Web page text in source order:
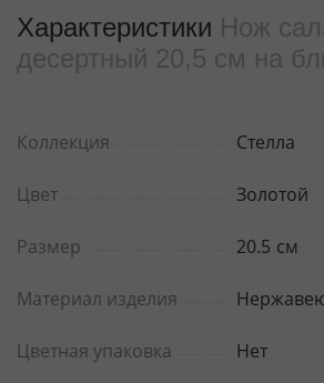
Характеристики Нож
десертный 20,5 см на
Коллекция Стелла
Цвет Золотой
Размер 20.5 см
Материал изделия
Цветная упаковка Нет